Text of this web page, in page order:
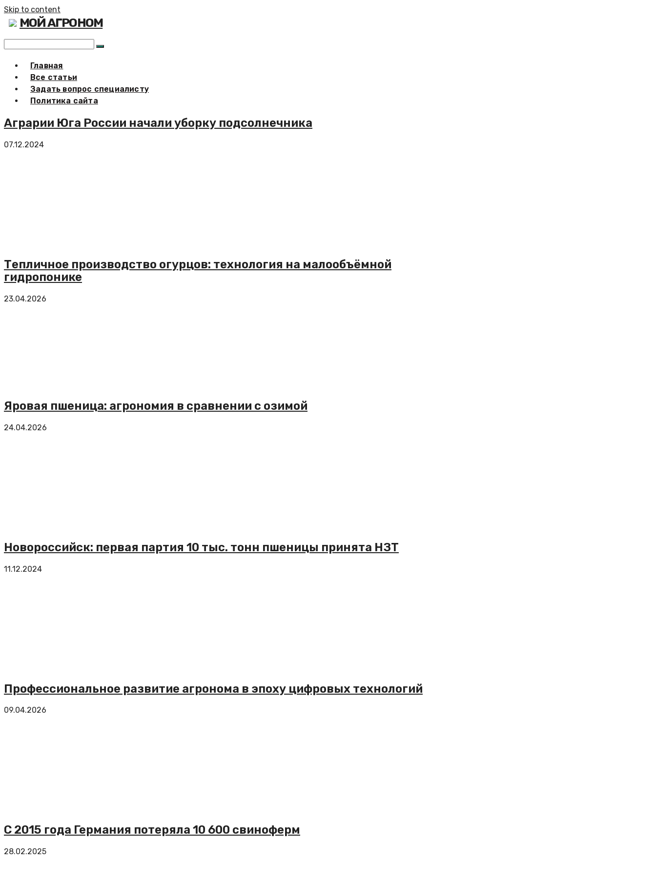
Skip to content
МОЙ АГРОНОМ
Главная
Все статьи
Задать вопрос специалисту
Политика сайта
Аграрии Юга России начали уборку подсолнечника
07.12.2024
Тепличное производство огурцов: технология на малообъёмной
гидропонике
23.04.2026
Яровая пшеница: агрономия в сравнении с озимой
24.04.2026
Новороссийск: первая партия 10 тыс. тонн пшеницы принята НЗТ
11.12.2024
Профессиональное развитие агронома в эпоху цифровых технологий
09.04.2026
С 2015 года Германия потеряла 10 600 свиноферм
28.02.2025